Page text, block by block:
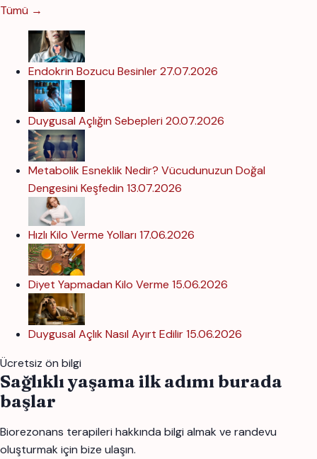
Tümü →
Endokrin Bozucu Besinler27.07.2026
Duygusal Açlığın Sebepleri 20.07.2026
Metabolik Esneklik Nedir? Vücudunuzun Doğal
Dengesini Keşfedin 13.07.2026
Hızlı Kilo Verme Yolları 17.06.2026
Diyet Yapmadan Kilo Verme 15.06.2026
Duygusal Açlık Nasıl Ayırt Edilir15.06.2026
Ücretsiz ön bilgi
Sağlıklı yaşama ilk adımı burada
başlar
Biorezonans terapileri hakkında bilgi almak ve randevu
oluşturmak için bize ulaşın.